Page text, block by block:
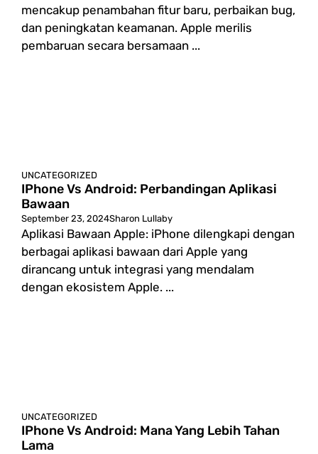
mencakup penambahan fitur baru, perbaikan bug,
dan peningkatan keamanan. Apple merilis
pembaruan secara bersamaan ...
UNCATEGORIZED
IPhone Vs Android: Perbandingan Aplikasi
Bawaan
September 23, 2024Sharon Lullaby
Aplikasi Bawaan Apple: iPhone dilengkapi dengan
berbagai aplikasi bawaan dari Apple yang
dirancang untuk integrasi yang mendalam
dengan ekosistem Apple. ...
UNCATEGORIZED
IPhone Vs Android: Mana Yang Lebih Tahan
Lama